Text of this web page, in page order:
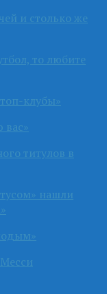
и столько же
то любите
клубы»
титулов в
нашли